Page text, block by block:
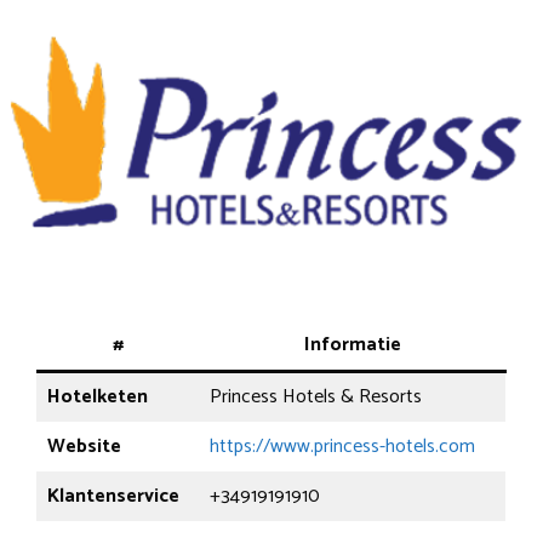
#
Informatie
Hotelketen
Princess Hotels & Resorts
Website
https://www.princess-hotels.com
Klantenservice
+34919191910